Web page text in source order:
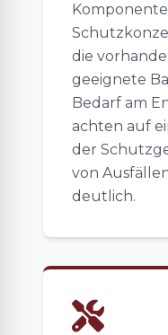
die
geeignete
Bedarf am
achten auf
der
von
deutlich.